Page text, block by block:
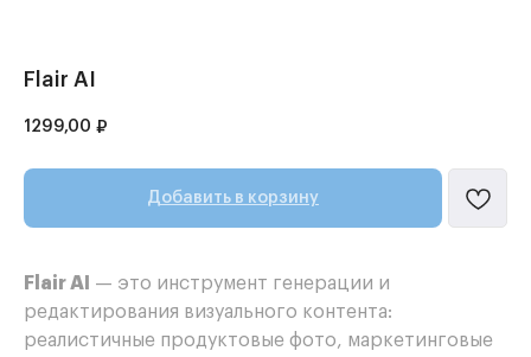
Flair AI
1299,00 ₽
Добавить в корзину
Flair AI
— это инструмент генерации и
редактирования визуального контента:
реалистичные продуктовые фото, маркетинговые